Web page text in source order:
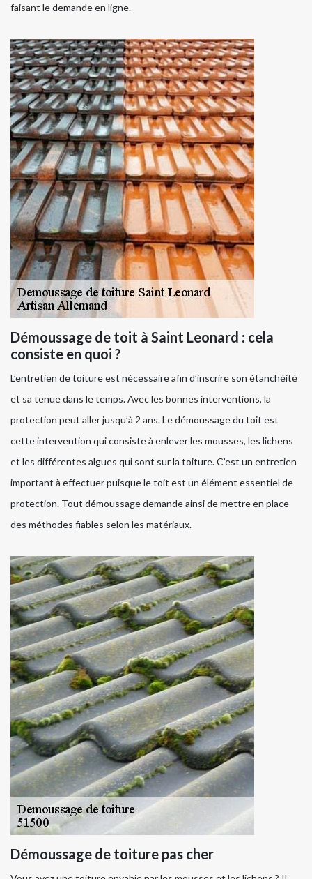
faisant le demande en ligne.
Démoussage de toit à Saint Leonard : cela
consiste en quoi ?
L’entretien de toiture est nécessaire afin d’inscrire son étanchéité
et sa tenue dans le temps. Avec les bonnes interventions, la
protection peut aller jusqu’à 2 ans. Le démoussage du toit est
cette intervention qui consiste à enlever les mousses, les lichens
et les différentes algues qui sont sur la toiture. C’est un entretien
important à effectuer puisque le toit est un élément essentiel de
protection. Tout démoussage demande ainsi de mettre en place
des méthodes fiables selon les matériaux.
Démoussage de toiture pas cher